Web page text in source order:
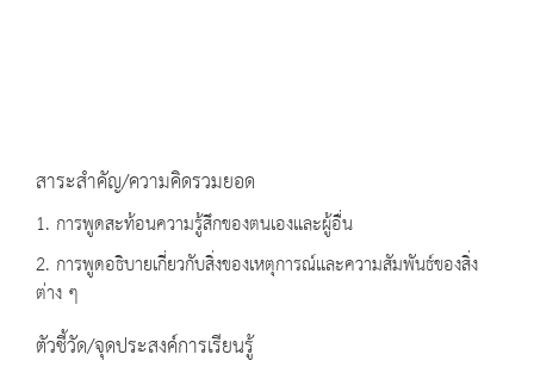
สาระสำคัญ/ความคิดรวมยอด
1. การพูดสะท้อนความรู้สึกของตนเองและผู้อื่น
2. การพูดอธิบายเกี่ยวกับสิ่งของเหตุการณ์และความสัมพันธ์ของสิ่ง
ต่าง ๆ
ตัวชี้วัด/จุดประสงค์การเรียนรู้